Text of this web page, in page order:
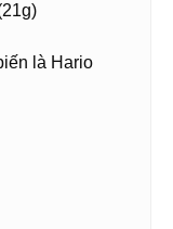
là Hario